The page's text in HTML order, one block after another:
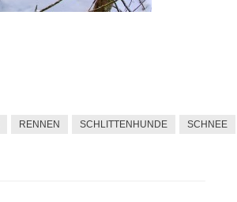
RENNEN SCHLITTENHUNDE SCHNEE